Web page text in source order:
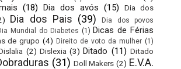
(18) Dia dos avós (15)
Dia dos
Dia dos Pais (39)
Dia dos povos
Mundial do Diabetes (1) Dicas de Férias
de grupo (4) Direito de voto da mulher (1)
(2) Dislexia (3) Ditado (11) Ditado
(31) Doll Makers (2) E.V.A.